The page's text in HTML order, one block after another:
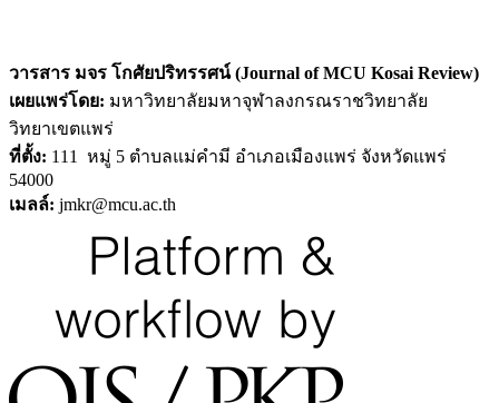
วารสาร มจร โกศัยปริทรรศน์ (Journal of MCU Kosai Review)
เผยแพร่โดย: มหาวิทยาลัยมหาจุฬาลงกรณราชวิทยาลัย
วิทยาเขตแพร่
ที่ตั้ง: 111 หมู่ 5 ตำบลแม่คำมี อำเภอเมืองแพร่ จังหวัดแพร่
54000
เมลล์: jmkr@mcu.ac.th